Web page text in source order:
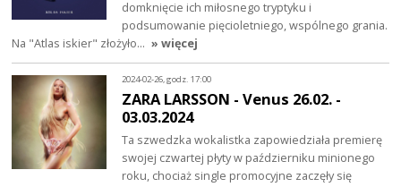
domknięcie ich miłosnego tryptyku i
podsumowanie pięcioletniego, wspólnego grania.
Na "Atlas iskier" złożyło… » więcej
2024-02-26, godz. 17:00
ZARA LARSSON - Venus 26.02. -
03.03.2024
Ta szwedzka wokalistka zapowiedziała premierę
swojej czwartej płyty w październiku minionego
roku, chociaż single promocyjne zaczęły się